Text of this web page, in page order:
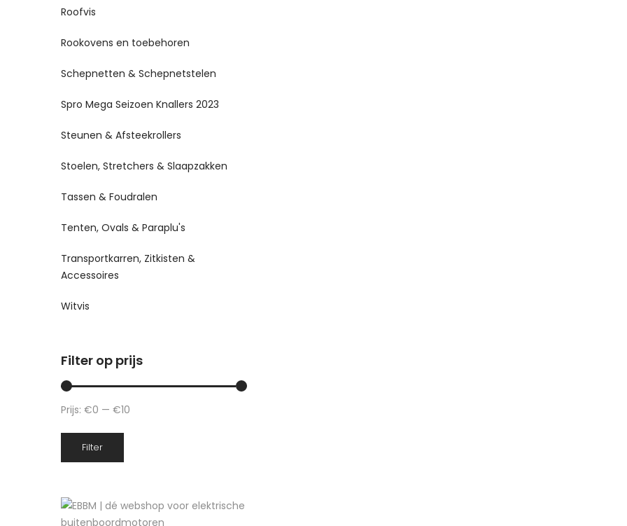
Roofvis
Rookovens en toebehoren
Schepnetten & Schepnetstelen
Spro Mega Seizoen Knallers 2023
Steunen & Afsteekrollers
Stoelen, Stretchers & Slaapzakken
Tassen & Foudralen
Tenten, Ovals & Paraplu's
Transportkarren, Zitkisten &
Accessoires
Witvis
Filter op prijs
Filter
Prijs: €0 — €10